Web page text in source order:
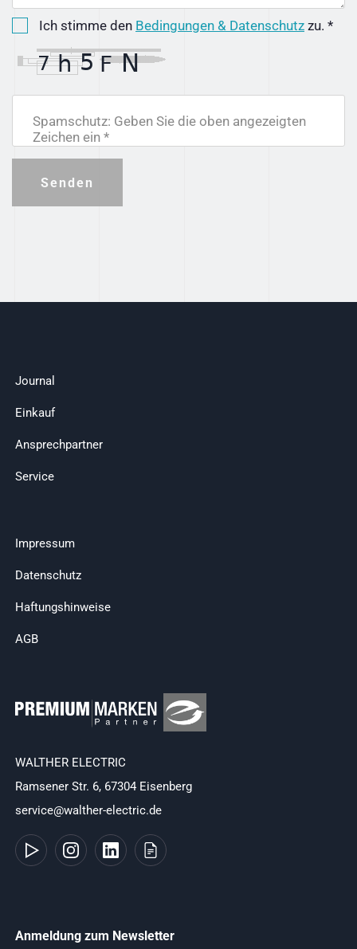
Ich stimme den Bedingungen & Datenschutz zu. *
Spamschutz: Geben Sie die oben angezeigten
Zeichen ein *
Senden
Journal
Einkauf
Ansprechpartner
Service
Impressum
Datenschutz
Haftungshinweise
AGB
WALTHER ELECTRIC
Ramsener Str. 6, 67304 Eisenberg
service@walther-electric.de
Anmeldung zum Newsletter